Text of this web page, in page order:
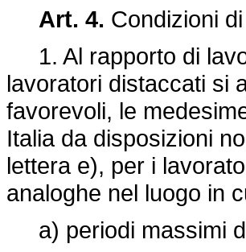
Art. 4. Condizioni
1. Al rapporto di
lavoratori distaccati si
favorevoli, le
Italia da disposizioni
lettera e), per i
analoghe nel luogo in
a) periodi massimi